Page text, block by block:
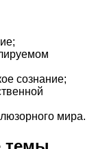
сознание;
мира.